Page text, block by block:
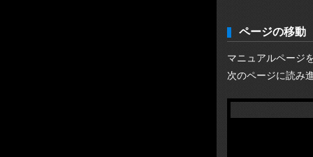
ページの移動
マニュアルページ
次のページに読み